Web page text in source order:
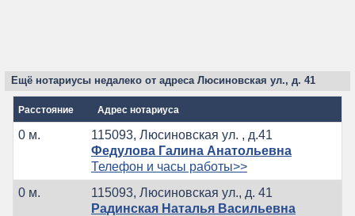
Ещё нотариусы недалеко от адреса Люсиновская ул., д. 41
Расстояние Адрес нотариуса
0 м.
115093, Люсиновская ул. , д.41
Федулова Галина Анатольевна
Телефон и часы работы>>
0 м.
115093, Люсиновская ул., д. 41
Радинская Наталья Васильевна